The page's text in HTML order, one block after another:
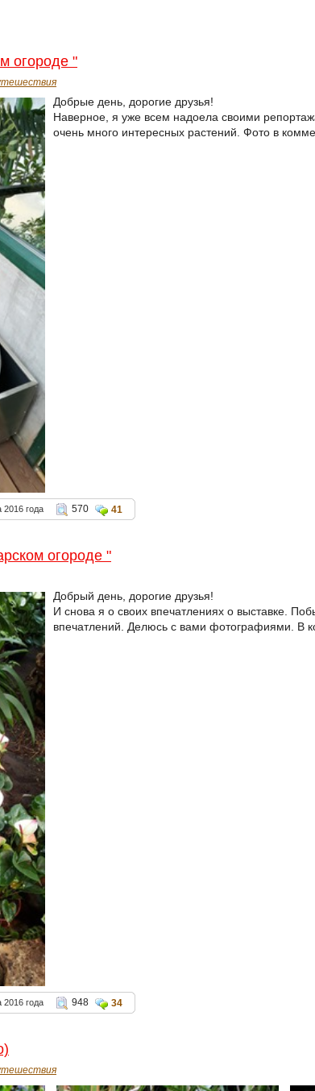
огороде "
Добрые день, дорогие друзья!
Наверное, я уже всем надоела своими
очень много интересных растений. Фото в
2016 года 570 41
огороде "
Добрый день, дорогие друзья!
И снова я о своих впечатлениях о выставке.
впечатлений. Делюсь с вами фотографиями. В
2016 года 948 34